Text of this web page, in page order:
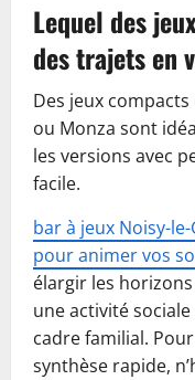
Lequel des
des trajets en
Des jeux
ou Monza sont
les versions avec
facile.
bar à jeux Noisy-
pour animer vos
élargir les
une activité
cadre familial.
synthèse rapide,